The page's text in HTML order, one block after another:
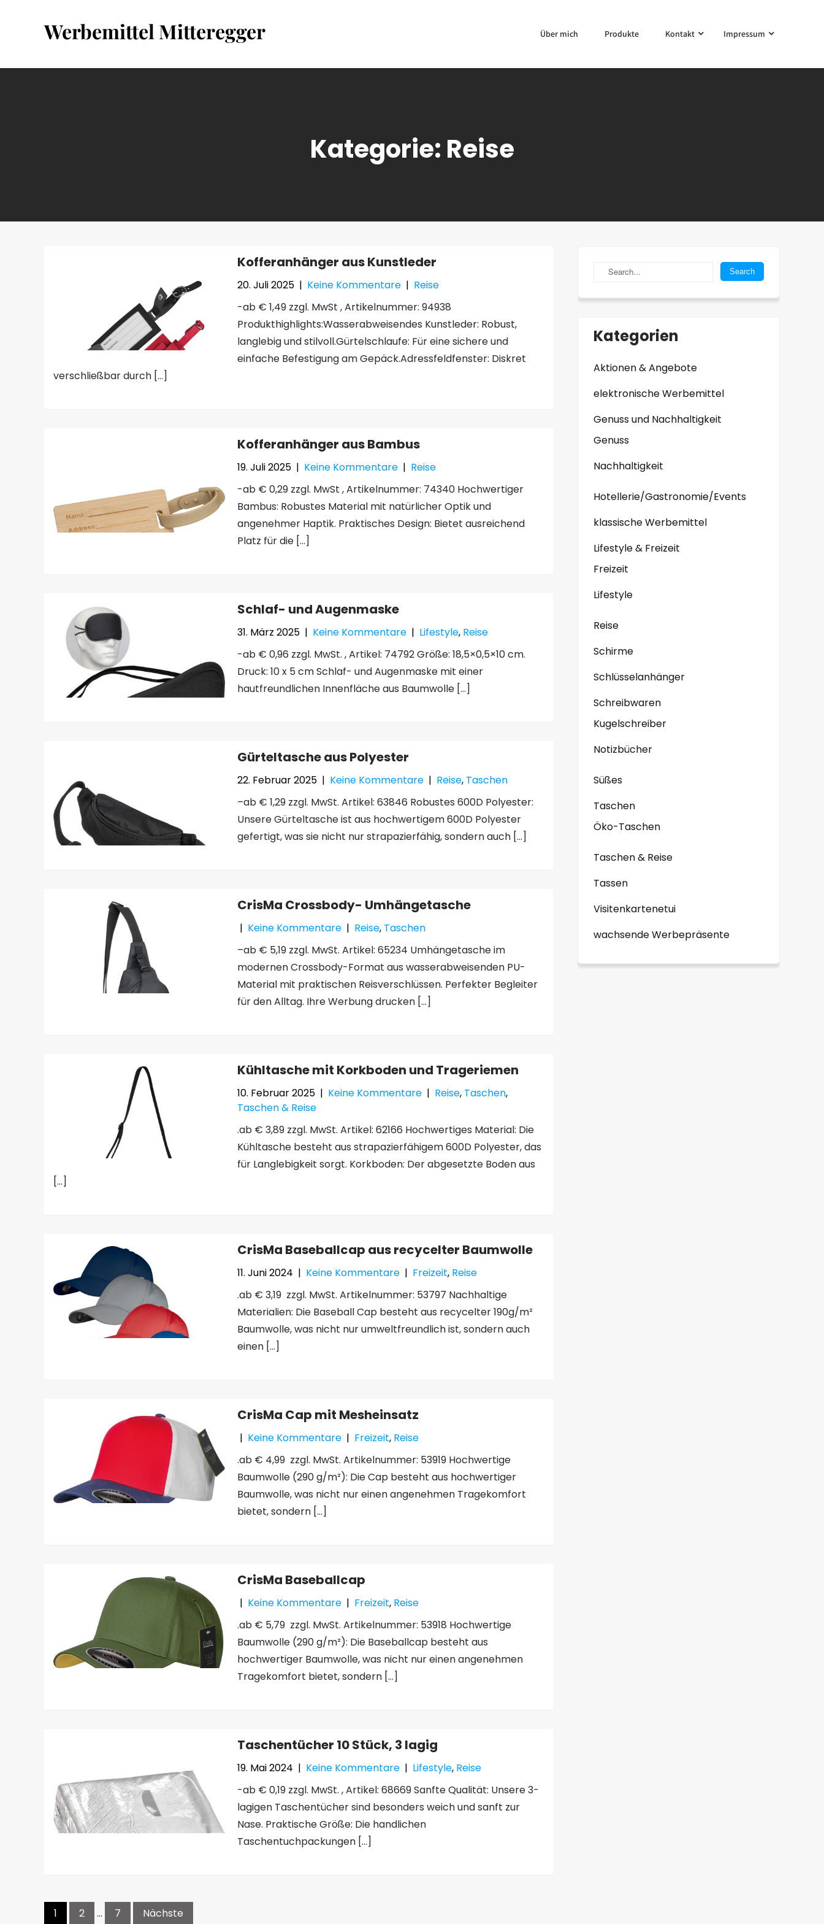
Werbemittel Mitteregger Über mich Produkte Kontakt Impressum
Kategorie: Reise
Kofferanhänger aus Kunstleder
20. Juli 2025 | Keine Kommentare | Reise
-ab € 1,49 zzgl. MwSt , Artikelnummer: 94938
Produkthighlights:Wasserabweisendes Kunstleder: Robust,
langlebig und stilvoll.Gürtelschlaufe: Für eine sichere und
einfache Befestigung am Gepäck.Adressfeldfenster: Diskret
verschließbar durch […]
Kofferanhänger aus Bambus
19. Juli 2025 | Keine Kommentare | Reise
-ab € 0,29 zzgl. MwSt , Artikelnummer: 74340 Hochwertiger
Bambus: Robustes Material mit natürlicher Optik und
angenehmer Haptik. Praktisches Design: Bietet ausreichend
Platz für die […]
Schlaf- und Augenmaske
31. März 2025 | Keine Kommentare | Lifestyle, Reise
-ab € 0,96 zzgl. MwSt. , Artikel: 74792 Größe: 18,5×0,5×10 cm.
Druck: 10 x 5 cm Schlaf- und Augenmaske mit einer
hautfreundlichen Innenfläche aus Baumwolle […]
Gürteltasche aus Polyester
22. Februar 2025 | Keine Kommentare | Reise, Taschen
–ab € 1,29 zzgl. MwSt. Artikel: 63846 Robustes 600D Polyester:
Unsere Gürteltasche ist aus hochwertigem 600D Polyester
gefertigt, was sie nicht nur strapazierfähig, sondern auch […]
CrisMa Crossbody- Umhängetasche
| Keine Kommentare | Reise, Taschen
–ab € 5,19 zzgl. MwSt. Artikel: 65234 Umhängetasche im
modernen Crossbody-Format aus wasserabweisenden PU-
Material mit praktischen Reisverschlüssen. Perfekter Begleiter
für den Alltag. Ihre Werbung drucken […]
Kühltasche mit Korkboden und Trageriemen
10. Februar 2025 | Keine Kommentare | Reise, Taschen,
Taschen & Reise
.ab € 3,89 zzgl. MwSt. Artikel: 62166 Hochwertiges Material: Die
Kühltasche besteht aus strapazierfähigem 600D Polyester, das
für Langlebigkeit sorgt. Korkboden: Der abgesetzte Boden aus
[…]
CrisMa Baseballcap aus recycelter Baumwolle
11. Juni 2024 | Keine Kommentare | Freizeit, Reise
.ab € 3,19 zzgl. MwSt. Artikelnummer: 53797 Nachhaltige
Materialien: Die Baseball Cap besteht aus recycelter 190g/m²
Baumwolle, was nicht nur umweltfreundlich ist, sondern auch
einen […]
CrisMa Cap mit Mesheinsatz
| Keine Kommentare | Freizeit, Reise
.ab € 4,99 zzgl. MwSt. Artikelnummer: 53919 Hochwertige
Baumwolle (290 g/m²): Die Cap besteht aus hochwertiger
Baumwolle, was nicht nur einen angenehmen Tragekomfort
bietet, sondern […]
CrisMa Baseballcap
| Keine Kommentare | Freizeit, Reise
.ab € 5,79 zzgl. MwSt. Artikelnummer: 53918 Hochwertige
Baumwolle (290 g/m²): Die Baseballcap besteht aus
hochwertiger Baumwolle, was nicht nur einen angenehmen
Tragekomfort bietet, sondern […]
Taschentücher 10 Stück, 3 lagig
19. Mai 2024 | Keine Kommentare | Lifestyle, Reise
-ab € 0,19 zzgl. MwSt. , Artikel: 68669 Sanfte Qualität: Unsere 3-
lagigen Taschentücher sind besonders weich und sanft zur
Nase. Praktische Größe: Die handlichen
Taschentuchpackungen […]
Seitennummerierung
der
1 2 … 7 Nächste
Kategorien
Aktionen & Angebote
elektronische Werbemittel
Genuss und Nachhaltigkeit
Genuss
Nachhaltigkeit
Hotellerie/Gastronomie/Events
klassische Werbemittel
Lifestyle & Freizeit
Freizeit
Lifestyle
Reise
Schirme
Schlüsselanhänger
Schreibwaren
Kugelschreiber
Notizbücher
Süßes
Taschen
Öko-Taschen
Taschen & Reise
Tassen
Visitenkartenetui
wachsende Werbepräsente